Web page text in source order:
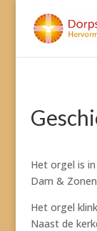
Het orgel is
Dam &
Het orgel
Naast de